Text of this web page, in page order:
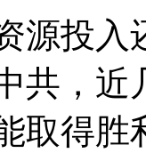
源投入
共，近
取得胜